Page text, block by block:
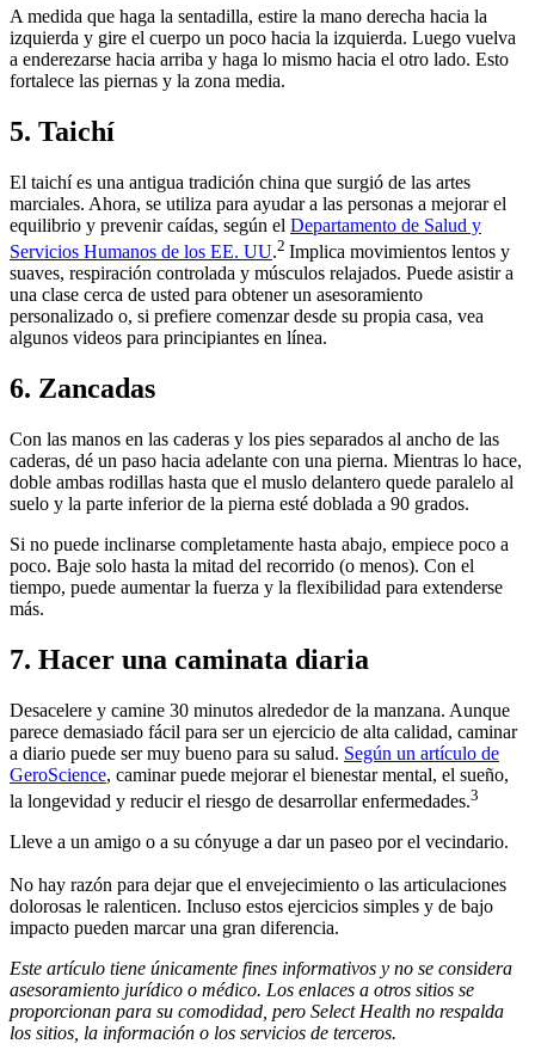
A medida que haga la sentadilla, estire la mano derecha hacia la
izquierda y gire el cuerpo un poco hacia la izquierda. Luego vuelva
a enderezarse hacia arriba y haga lo mismo hacia el otro lado. Esto
fortalece las piernas y la zona media.
5. Taichí
El taichí es una antigua tradición china que surgió de las artes
marciales. Ahora, se utiliza para ayudar a las personas a mejorar el
equilibrio y prevenir caídas, según el Departamento de Salud y
Servicios Humanos de los EE. UU.2 Implica movimientos lentos y
suaves, respiración controlada y músculos relajados. Puede asistir a
una clase cerca de usted para obtener un asesoramiento
personalizado o, si prefiere comenzar desde su propia casa, vea
algunos videos para principiantes en línea.
6. Zancadas
Con las manos en las caderas y los pies separados al ancho de las
caderas, dé un paso hacia adelante con una pierna. Mientras lo hace,
doble ambas rodillas hasta que el muslo delantero quede paralelo al
suelo y la parte inferior de la pierna esté doblada a 90 grados.
Si no puede inclinarse completamente hasta abajo, empiece poco a
poco. Baje solo hasta la mitad del recorrido (o menos). Con el
tiempo, puede aumentar la fuerza y la flexibilidad para extenderse
más.
7. Hacer una caminata diaria
Desacelere y camine 30 minutos alrededor de la manzana. Aunque
parece demasiado fácil para ser un ejercicio de alta calidad, caminar
a diario puede ser muy bueno para su salud. Según un artículo de
GeroScience, caminar puede mejorar el bienestar mental, el sueño,
la longevidad y reducir el riesgo de desarrollar enfermedades.3
Lleve a un amigo o a su cónyuge a dar un paseo por el vecindario.
No hay razón para dejar que el envejecimiento o las articulaciones
dolorosas le ralenticen. Incluso estos ejercicios simples y de bajo
impacto pueden marcar una gran diferencia.
Este artículo tiene únicamente fines informativos y no se considera
asesoramiento jurídico o médico. Los enlaces a otros sitios se
proporcionan para su comodidad, pero Select Health no respalda
los sitios, la información o los servicios de terceros.